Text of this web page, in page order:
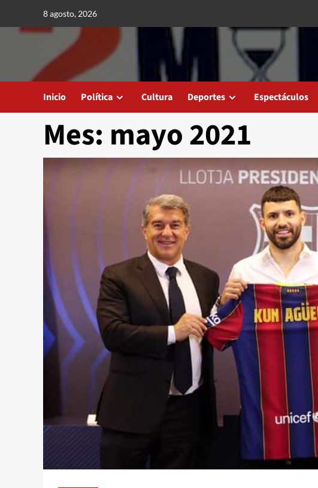
contenido
8 agosto, 2026
Inicio Política Cultura Deportes Espectáculos
Mes: mayo 2021